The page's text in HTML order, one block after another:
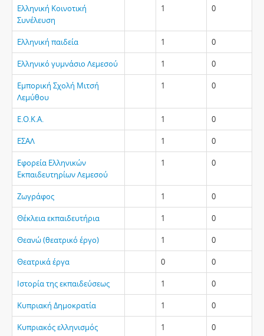
Ελληνική Κοινοτική
Συνέλευση
1 0
Ελληνική παιδεία 1 0
Ελληνικό γυμνάσιο Λεμεσού 1 0
Εμπορική Σχολή Μιτσή
Λεμύθου
1 0
Ε.Ο.Κ.Α. 1 0
ΕΣΑΛ 1 0
Εφορεία Ελληνικών
Εκπαιδευτηρίων Λεμεσού
1 0
Ζωγράφος 1 0
Θέκλεια εκπαιδευτήρια 1 0
Θεανώ (θεατρικό έργο) 1 0
Θεατρικά έργα 0 0
Ιστορία της εκπαιδεύσεως 1 0
Κυπριακή Δημοκρατία 1 0
Κυπριακός ελληνισμός 1 0